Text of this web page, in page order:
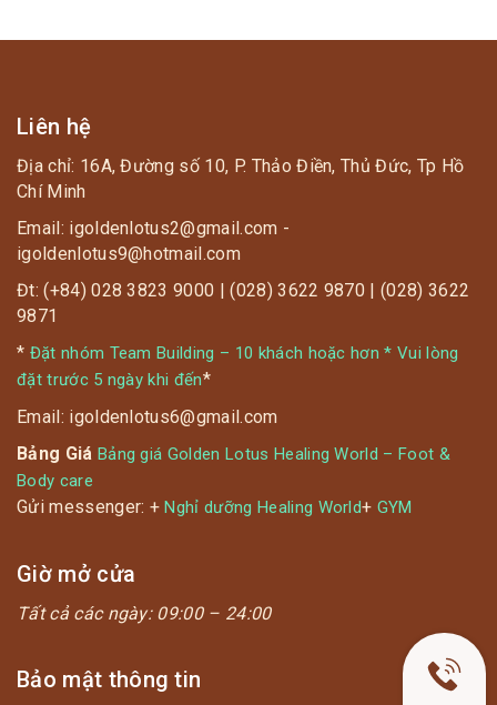
– Từ 20h ~ 23h: giá vé 190K
* Thứ 7 và Chủ nhật,
– Từ 8h ~ 18h: giá vé là 335K
– Từ 18h ~ 20h: giá vé là 265K
Liên hệ
Địa chỉ: 16A, Đường số 10, P. Thảo Điền, Thủ Đức, Tp Hồ
Chí Minh
Email: igoldenlotus2@gmail.com -
igoldenlotus9@hotmail.com
Đt: (+84) 028 3823 9000 | (028) 3622 9870 | (028) 3622
9871
* Đặt nhóm Team Building – 10 khách hoặc hơn * Vui lòng
đặt trước 5 ngày khi đến*
Email: igoldenlotus6@gmail.com
Bảng Giá Bảng giá Golden Lotus Healing World – Foot &
Body care
Gửi messenger: +Nghỉ dưỡng Healing World+ GYM
Giờ mở cửa
Tất cả các ngày: 09:00 – 24:00
Bảo mật thông tin